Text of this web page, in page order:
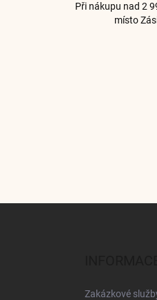
Při nákupu nad 2
místo
Zakázkové